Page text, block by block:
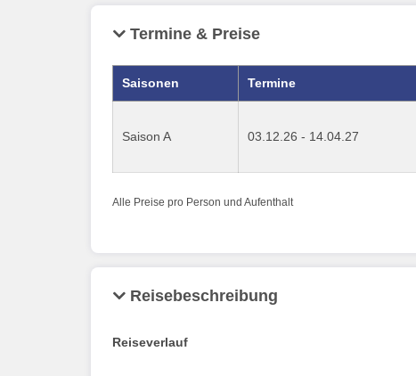
Termine & Preise
Saisonen Termine
Saison A 03.12.26 - 14.04.27
Alle Preise pro Person und Aufenthalt
Reisebeschreibung
Reiseverlauf